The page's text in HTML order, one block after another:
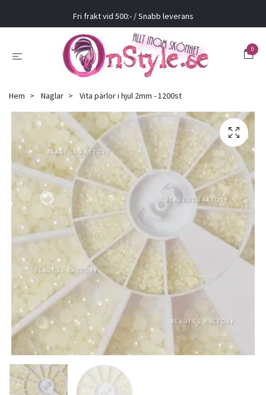
Fri frakt vid 500:- / Snabb leverans
0
Hem Naglar Vita pärlor i hjul 2mm - 1200st